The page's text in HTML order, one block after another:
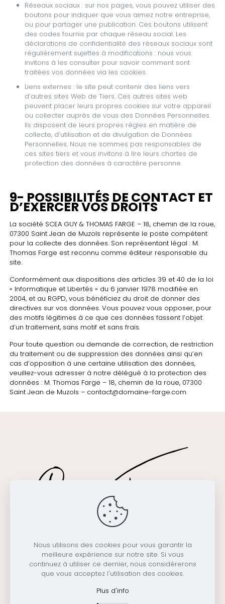
Réseaux sociaux : sur nos pages, vous pouvez utiliser des
boutons pour indiquer que vous aimez notre entreprise,
ou pour partager une publication. Ces boutons utilisent
des codes fournis par chaque réseau social. Les
déclarations de confidentialité des réseaux sociaux sont
régulièrement sujettes à modifications : nous vous
invitons à les consulter pour savoir comment sont
traitées vos données via les cookies.
Liens externes : le site peut contenir des liens vers
d’autres sites Web de Tiers. Ces autres sites web
peuvent placer leurs propres cookies sur votre appareil
ou collecter auprès de vous des Données Personnelles.
Ils disposent de leurs propres règles en matière de
collecte, d’utilisation et de divulgation de Données
Personnelles. Nous ne sommes pas responsables de
ces sites tiers et vous invitons à lire leurs chartes de
protection des données à caractère personne.
9- POSSIBILITÉS DE CONTACT ET
D’EXERCER VOS DROITS
La société SCEA GUY & THOMAS FARGE – 18, chemin de la roue,
07300 Saint Jean de Muzols représente le poste compétent
pour la collecte des données. Son représentant légal : M.
Thomas Farge est reconnu comme éditeur responsable du
site.
Conformément aux dispositions des articles 39 et 40 de la loi
« Informatique et Libertés » du 6 janvier 1978 modifiée en
2004, et au RGPD, vous bénéficiez du droit de donner des
directives sur vos données. Vous pouvez vous opposer, pour
des motifs légitimes à ce que ces données fassent l’objet
d’un traitement, sans motif et sans frais.
Pour toute question ou demande de correction, de restriction
du traitement ou de suppression des données ainsi qu’en
cas d’opposition à une certaine utilisation des données,
veuillez-vous adresser à notre délégué à la protection des
données : M. Thomas Farge – 18, chemin de la roue, 07300
Saint Jean de Muzols – contact@domaine-farge.com
Domaine Farge – 18, Chemin de la roue, 07300 Saint Jean
de Muzols – Tél :+33 (0)4 75 06 58 49 – Email :
contact@domaine-farge.com
Alcohol abuse is dangerous for your health, consume in
Legal Notice| GDPR | ©
Nous utilisons des cookies pour vous garantir la
meilleure expérience sur notre site. Si vous
continuez à utiliser ce dernier, nous considérerons
que vous acceptez l'utilisation des cookies.
Plus d'info